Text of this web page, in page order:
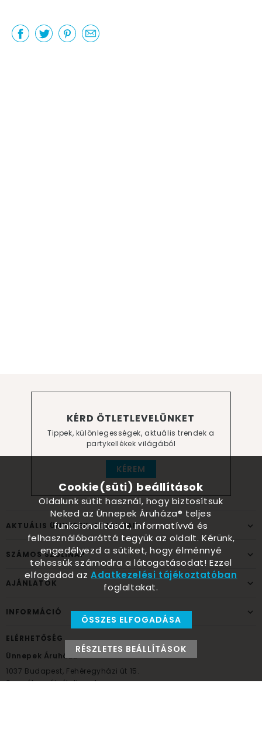
KÉRD ÖTLETLEVELÜNKET
Tippek, különlegességek, aktuális trendek a
partykellékek világából
KÉREM
AKTUÁLIS ÜNNEPEK, ALKALMAK
SZÁMOS SZÜLINAP
AJÁNLATOK
INFORMÁCIÓ
ELÉRHETŐSÉG
Ünnepek Áruháza
1037 Budapest, Fehéregyházi út 15.
Személyes átvételi pont
Cookie(süti) beállítások
Oldalunk sütit használ, hogy biztosítsuk
Neked az Ünnepek Áruháza® teljes
funkcionalitását, informatívvá és
felhasználóbaráttá tegyük az oldalt. Kérünk,
engedélyezd a sütiket, hogy élménnyé
tehessük számodra a látogatásodat! Ezzel
elfogadod azAdatkezelési tájékoztatóban
foglaltakat.
ÖSSZES ELFOGADÁSA
RÉSZLETES BEÁLLÍTÁSOK